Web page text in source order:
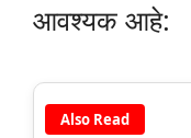
आवश्यक आहे:
Also Read